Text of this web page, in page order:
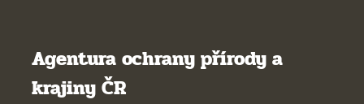
Agentura ochrany přírody a
krajiny ČR